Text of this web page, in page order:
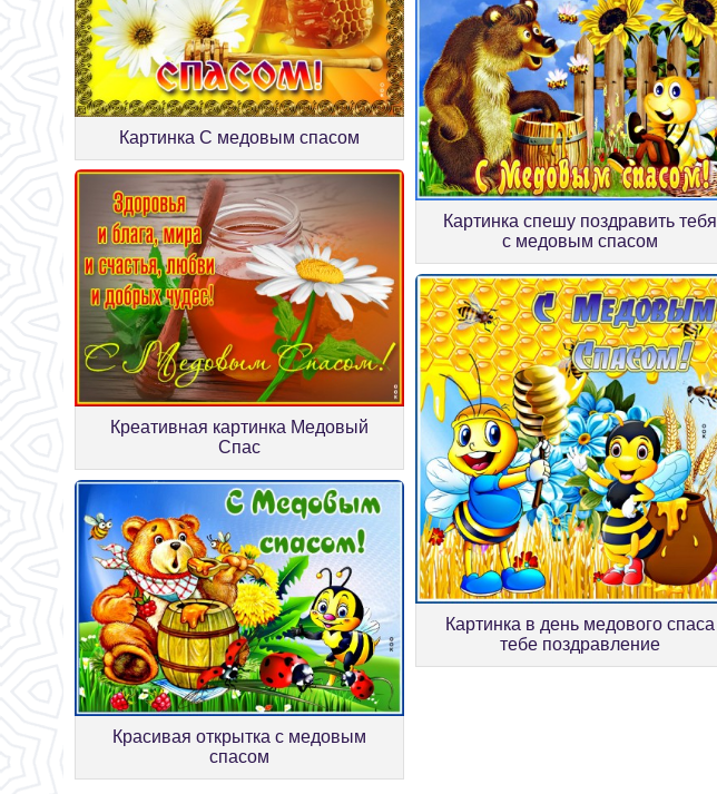
Картинка С медовым спасом
Креативная картинка Медовый
Спас
Картинка спешу поздравить тебя
с медовым спасом
Красивая открытка с медовым
спасом
Картинка в день медового спаса
тебе поздравление